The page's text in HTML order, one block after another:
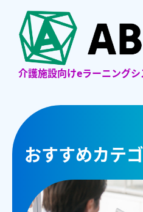
介護施設向けeラーニングシ
おすすめカテ